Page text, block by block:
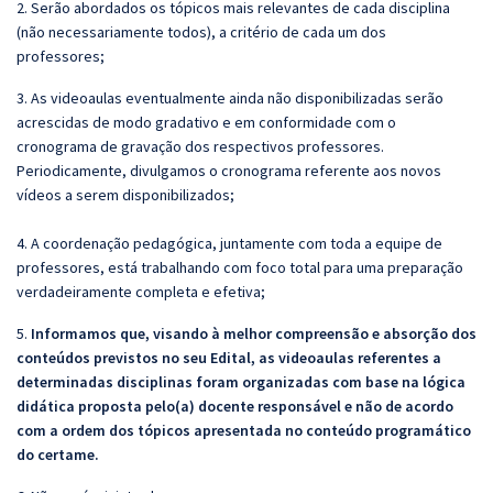
2. Serão abordados os tópicos mais relevantes de cada disciplina
(não necessariamente todos), a critério de cada um dos
professores;
3. As videoaulas eventualmente ainda não disponibilizadas serão
acrescidas de modo gradativo e em conformidade com o
cronograma de gravação dos respectivos professores.
Periodicamente, divulgamos o cronograma referente aos novos
vídeos a serem disponibilizados;
4. A coordenação pedagógica, juntamente com toda a equipe de
professores, está trabalhando com foco total para uma preparação
verdadeiramente completa e efetiva;
5. Informamos que, visando à melhor compreensão e absorção dos
conteúdos previstos no seu Edital, as videoaulas referentes a
determinadas disciplinas foram organizadas com base na lógica
didática proposta pelo(a) docente responsável e não de acordo
com a ordem dos tópicos apresentada no conteúdo programático
do certame.